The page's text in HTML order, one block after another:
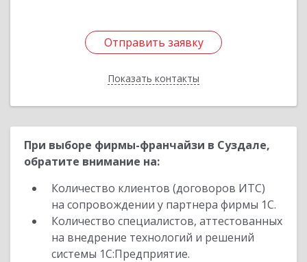
Отправить заявку
Показать контакты
Отправить заявку
Назад
При выборе фирмы-франчайзи в Суздале,
обратите внимание на:
Количество клиентов (договоров ИТС)
на сопровождении у партнера фирмы 1С.
Количество специалистов, аттестованных
на внедрение технологий и решений
системы 1С:Предприятие.